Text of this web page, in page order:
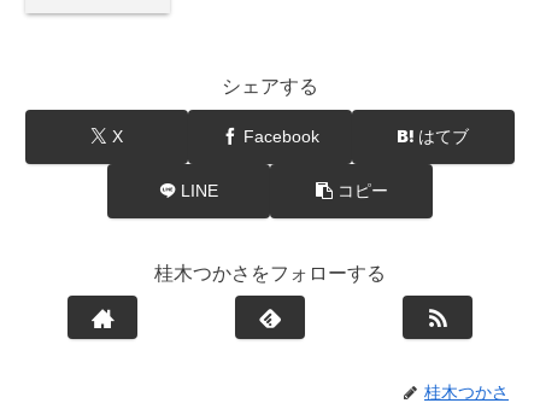
シェアする
X Facebook はてブ
LINE コピー
桂木つかさをフォローする
桂木つかさ